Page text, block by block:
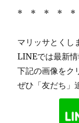
* * * *
マリッサとくし
LINEでは最新情
下記の画像をク
ぜひ「友だち」